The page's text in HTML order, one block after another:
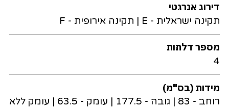
דירוג אנרגטי
תקינה ישראלית - E | תקינה אירופית - F
מספר דלתות
4
מידות (בס"מ)
רוחב - 83 | גובה - 177.5 | עומק - 63.5 | עומק ללא